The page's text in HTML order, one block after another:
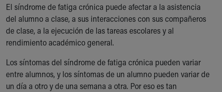
Symptom Checker
Skip to main content
El síndrome de fatiga crónica puede afectar a la asistencia
del alumno a clase, a sus interacciones con sus compañeros
de clase, a la ejecución de las tareas escolares y al
rendimiento académico general.
Los síntomas del síndrome de fatiga crónica pueden variar
entre alumnos, y los síntomas de un alumno pueden variar de
un día a otro y de una semana a otra. Por eso es tan